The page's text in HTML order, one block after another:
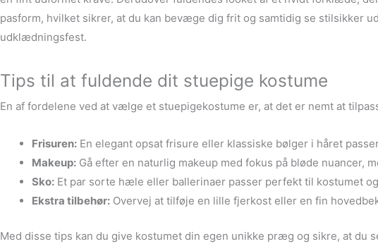
pasform, hvilket sikrer, at du kan bevæge dig frit og samtidig se stilsikker
udklædningsfest.
Tips til at fuldende dit stuepige kostume
En af fordelene ved at vælge et stuepigekostume er, at det er nemt at
Frisuren: En elegant opsat frisure eller klassiske bølger i håret
Makeup: Gå efter en naturlig makeup med fokus på bløde nuancer,
Sko: Et par sorte hæle eller ballerinaer passer perfekt til kostumet
Ekstra tilbehør: Overvej at tilføje en lille fjerkost eller en fin
Med disse tips kan du give kostumet din egen unikke præg og sikre, at du